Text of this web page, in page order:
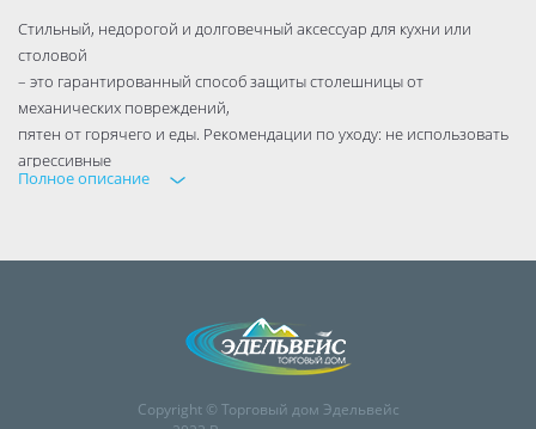
Стильный, недорогой и долговечный аксессуар для кухни или
столовой
– это гарантированный способ защиты столешницы от
механических повреждений,
пятен от горячего и еды. Рекомендации по уходу: не использовать
агрессивные
и абразивные чистящие средства; мыть тёплой мыльной водой;
Полное описание
Copyright © Торговый дом Эдельвейс